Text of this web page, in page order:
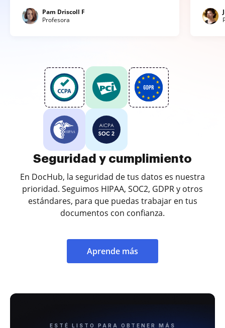
Pam Driscoll F
Profesora
Seguridad y cumplimiento
En DocHub, la seguridad de tus datos es nuestra
prioridad. Seguimos HIPAA, SOC2, GDPR y otros
estándares, para que puedas trabajar en tus
documentos con confianza.
Aprende más
ESTÉ LISTO PARA OBTENER MÁS